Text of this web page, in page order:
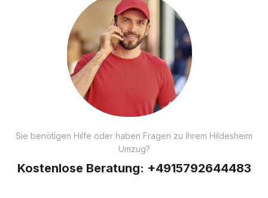
Sie benötigen Hilfe oder haben Fragen zu Ihrem Hildesheim
Umzug?
Kostenlose Beratung: +4915792644483